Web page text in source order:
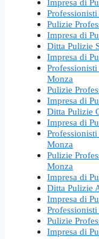
Pulizie
Impresa di
Ditta Pulizie
Impresa di
Monza
Pulizie
Impresa di
Ditta Pulizie
Impresa di
Monza
Pulizie
Monza
Impresa di
Ditta Pulizie
Impresa di
Pulizie
Impresa di